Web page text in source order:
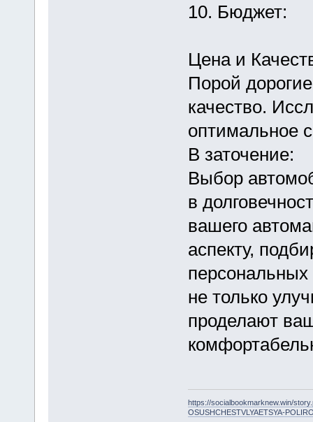
10. Бюджет:
Цена и
Порой
качество.
оптимальное
В заточение:
Выбор
в
вашего
аспекту,
не только
проделают
https://socialbookmarknew.win/
OSUSHCHESTVLYAETSYA-